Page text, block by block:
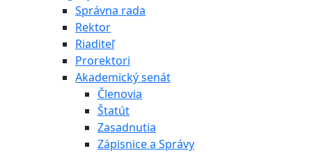
Správna rada
Rektor
Riaditeľ
Prorektori
Akademický senát
Členovia
Štatút
Zasadnutia
Zápisnice a Správy